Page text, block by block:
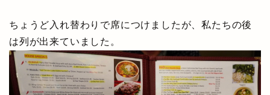
ちょうど入れ替わりで席につけましたが、私たちの後
は列が出来ていました。